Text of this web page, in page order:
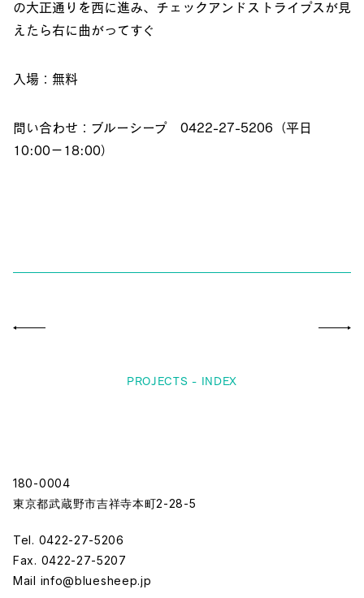
の大正通りを西に進み、チェックアンドストライプスが見
えたら右に曲がってすぐ
入場：無料
問い合わせ：ブルーシープ 0422-27-5206（平日
10:00−18:00）
PROJECTS - INDEX
180-0004
東京都武蔵野市吉祥寺本町2-28-5
Tel. 0422-27-5206
Fax. 0422-27-5207
Mail info@bluesheep.jp